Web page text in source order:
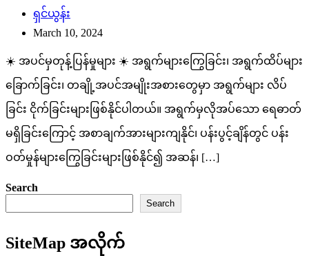
ရှင်ယွန်း
March 10, 2024
☀️ အပင်မှတုန့်ပြန်မှုများ ☀️ အရွက်များကြွေခြင်း၊ အရွက်ထိပ်များ
ခြောက်ခြင်း၊ တချို့အပင်အမျိုးအစားတွေမှာ အရွက်များ လိပ်
ခြင်း ငိုက်ခြင်းများဖြစ်နိုင်ပါတယ်။ အရွက်မှလိုအပ်သော ရေဓာတ်
မရှိခြင်းကြောင့် အစာချက်အားများကျနိုင်၊ ပန်းပွင့်ချိန်တွင် ပန်း
ဝတ်မှုန်များကြွေခြင်းများဖြစ်နိုင်၍ အဆန်၊ […]
Search
Search
SiteMap အလိုက်